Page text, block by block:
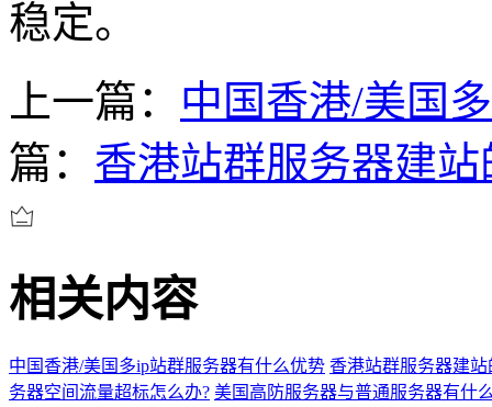
稳定。
上一篇： 中国香港/美国
篇： 香港站群服务器建站
相关内容
中国香港/美国多ip站群服务器有什么优势 香港站群服务器建站
务器空间流量超标怎么办? 美国高防服务器与普通服务器有什